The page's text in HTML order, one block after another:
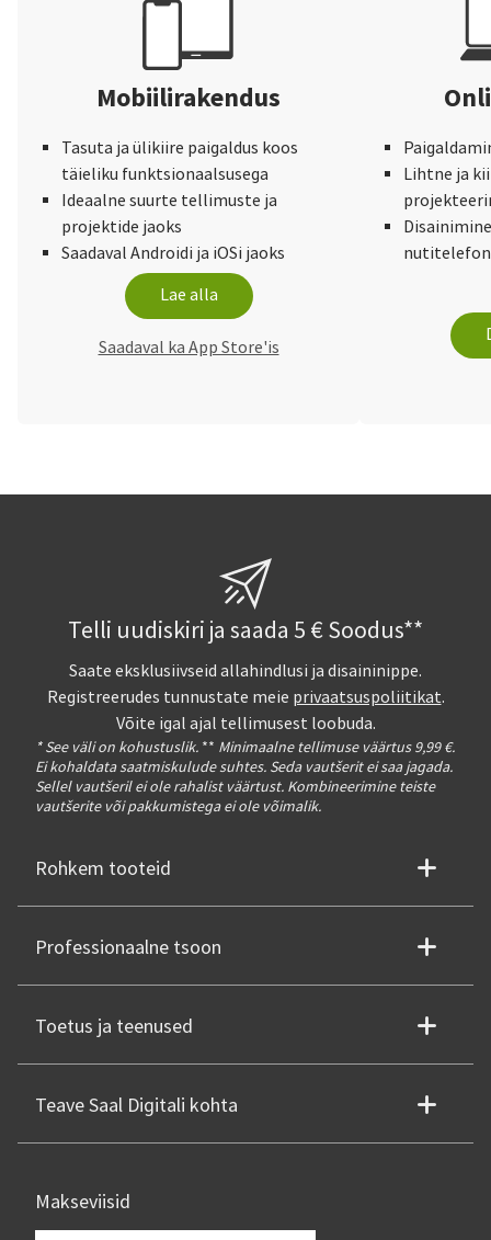
Mobiilirakendus
Tasuta ja ülikiire paigaldus koos
täieliku funktsionaalsusega
Ideaalne suurte tellimuste ja
projektide jaoks
Saadaval Androidi ja iOSi jaoks
Lae alla
Saadaval ka App Store'is
Lihtne ja
Telli uudiskiri ja saada 5 € Soodus**
Saate eksklusiivseid allahindlusi ja disaininippe.
Registreerudes tunnustate meie privaatsuspoliitikat.
Võite igal ajal tellimusest loobuda.
* See väli on kohustuslik. ** Minimaalne tellimuse väärtus 9,99 €.
Ei kohaldata saatmiskulude suhtes. Seda vautšerit ei saa jagada.
Sellel vautšeril ei ole rahalist väärtust. Kombineerimine teiste
vautšerite või pakkumistega ei ole võimalik.
Rohkem tooteid
Professionaalne tsoon
Toetus ja teenused
Teave Saal Digitali kohta
Makseviisid